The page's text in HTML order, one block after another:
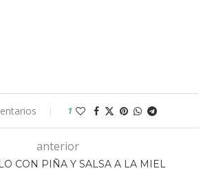
1
anterior
CON PIÑA Y SALSA A LA MIEL